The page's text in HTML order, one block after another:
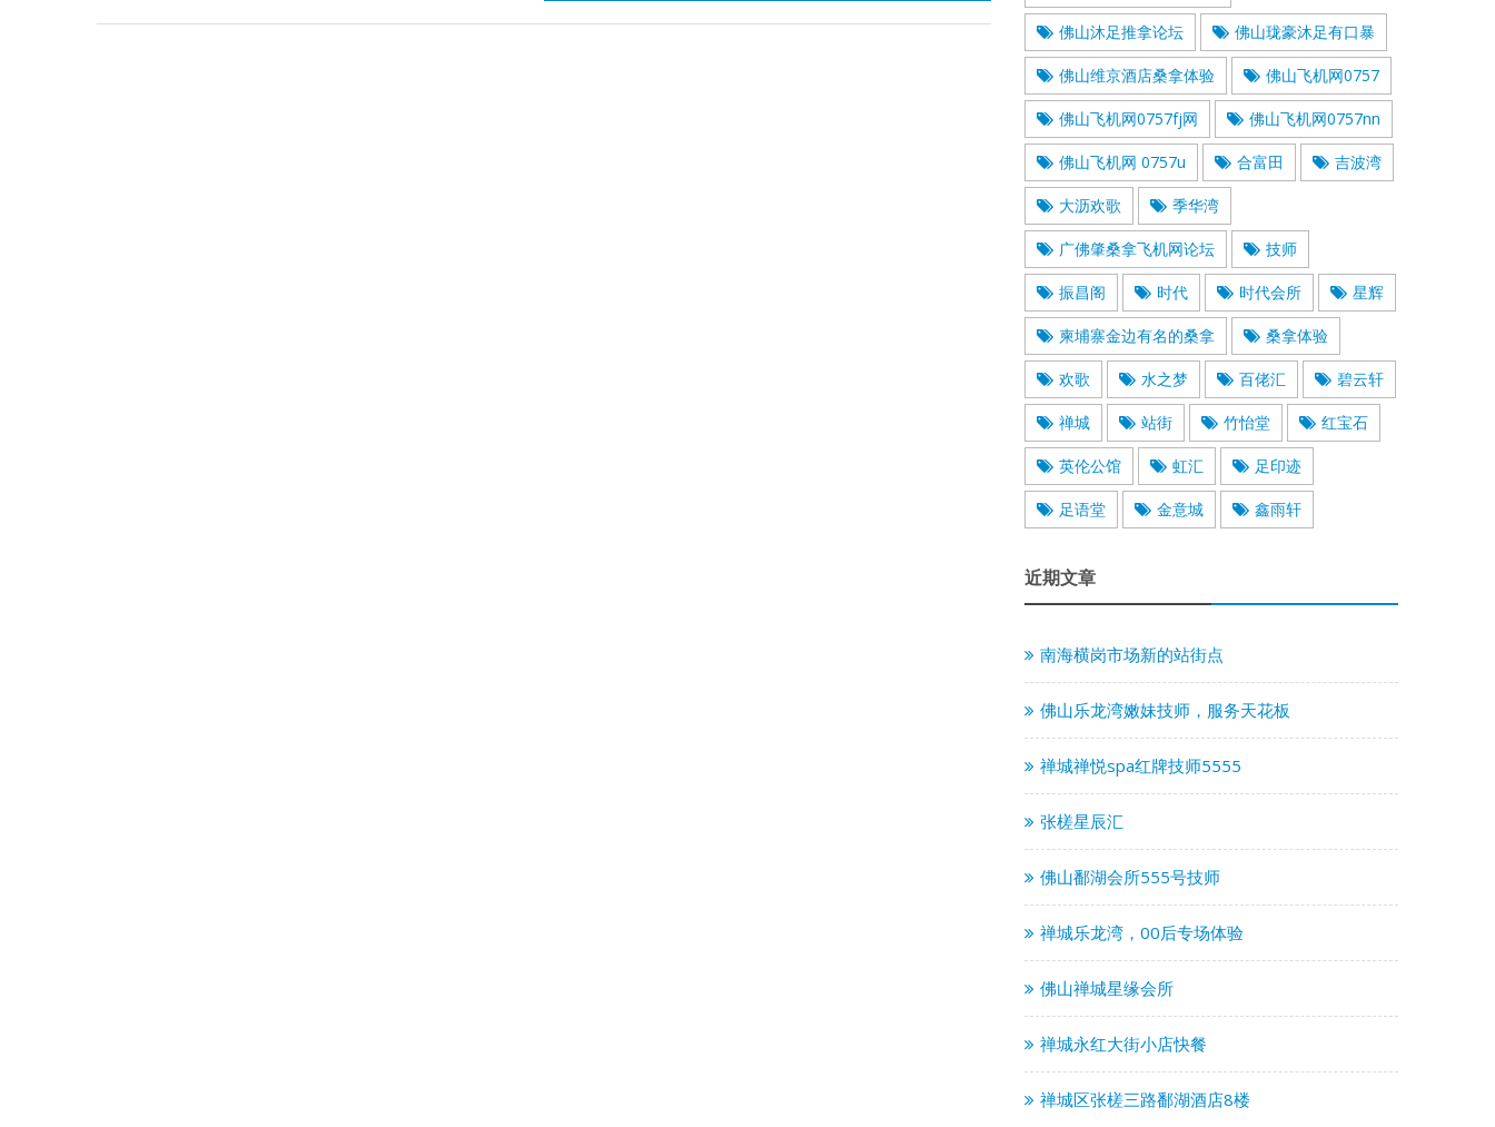
佛山沐足推拿论坛 佛山珑豪沐足有口暴
佛山维京酒店桑拿体验 佛山飞机网0757
佛山飞机网0757fj网 佛山飞机网0757nn
佛山飞机网 0757u 合富田 吉波湾
大沥欢歌 季华湾
广佛肇桑拿飞机网论坛 技师
振昌阁 时代 时代会所 星辉
柬埔寨金边有名的桑拿 桑拿体验
欢歌 水之梦 百佬汇 碧云轩
禅城 站街 竹怡堂 红宝石
英伦公馆 虹汇 足印迹
足语堂 金意城 鑫雨轩
近期文章
南海横岗市场新的站街点
佛山乐龙湾嫩妹技师，服务天花板
禅城禅悦spa红牌技师5555
张槎星辰汇
佛山鄱湖会所555号技师
禅城乐龙湾，00后专场体验
佛山禅城星缘会所
禅城永红大街小店快餐
禅城区张槎三路鄱湖酒店8楼